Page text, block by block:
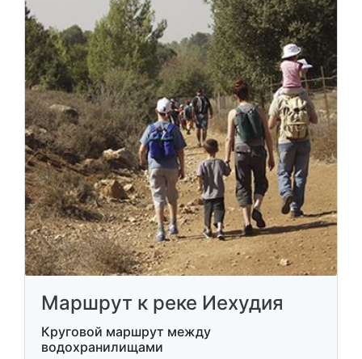
Маршрут к реке Иехудия
Круговой маршрут между
водохранилищами